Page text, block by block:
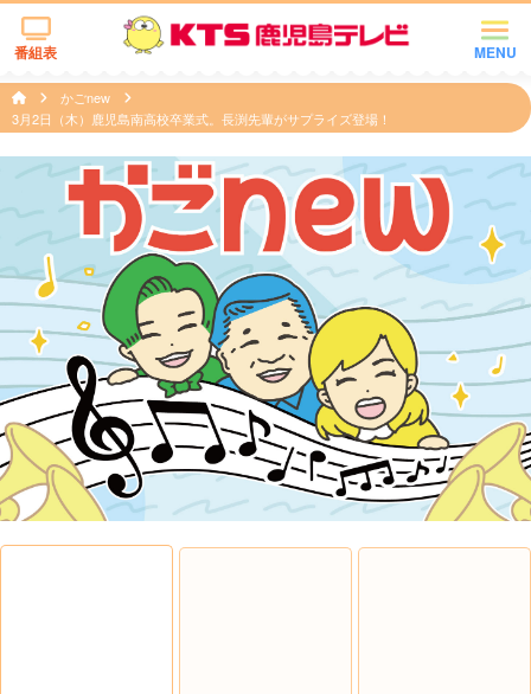
MENU
番組表
かごnew
3月2日（木）鹿児島南高校卒業式。長渕先輩がサプライズ登場！